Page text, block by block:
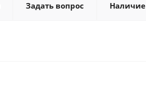
Задать вопрос Наличие